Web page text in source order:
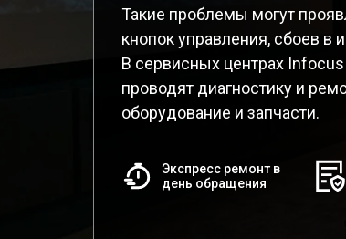
Такие проблемы могут
кнопок управления, сбоев в
В сервисных центрах
проводят диагностику и
оборудование и запчасти.
Экспресс ремонт в
день обращения